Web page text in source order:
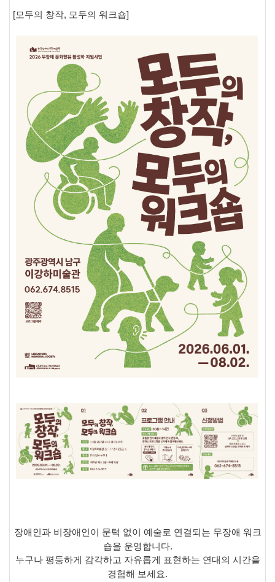
[모두의 창작, 모두의 워크숍]
장애인과 비장애인이 문턱 없이 예술로 연결되는 무장애 워크
숍을 운영합니다.
누구나 평등하게 감각하고 자유롭게 표현하는 연대의 시간을
경험해 보세요.